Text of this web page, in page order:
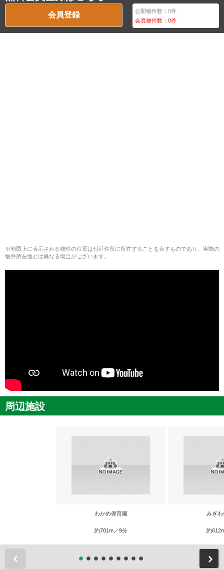
会員登録 公開物件数：0件
会員物件数：0件
※地図上に表示される物件の位置は付近住所に所在することを表すものであり、実際の
物件所在地とは異なる場合がございます。
周辺施設
わかめ保育園
約701m／9分
みぎわ
約